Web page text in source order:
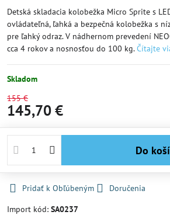
Detská skladacia kolobežka Micro Sprite s
ovládateľná, ľahká a bezpečná kolobežka s
pre ľahký odraz. V nádhernom prevedení
cca 4 rokov a nosnosťou do 100 kg.Čítajte
Skladom
155 €
145,70 €
Do
Pridať k Obľúbeným
Doručenia
Import kód: SA0237